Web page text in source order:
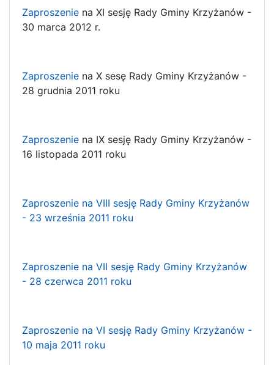
Zaproszenie na XI sesję Rady Gminy Krzyżanów -
30 marca 2012 r.
Zaproszenie na X sesę Rady Gminy Krzyżanów -
28 grudnia 2011 roku
Zaproszenie na IX sesję Rady Gminy Krzyżanów -
16 listopada 2011 roku
Zaproszenie na VIII sesję Rady Gminy Krzyżanów
- 23 września 2011 roku
Zaproszenie na VII sesję Rady Gminy Krzyżanów
- 28 czerwca 2011 roku
Zaproszenie na VI sesję Rady Gminy Krzyżanów -
10 maja 2011 roku